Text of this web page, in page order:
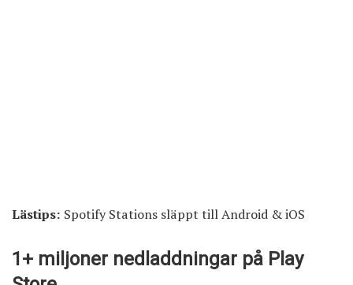
Lästips: Spotify Stations släppt till Android & iOS
1+ miljoner nedladdningar på Play